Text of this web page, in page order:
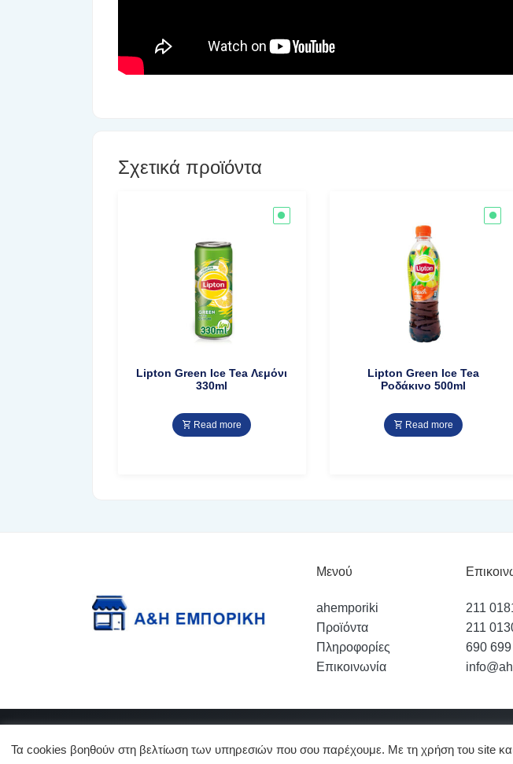
Σχετικά προϊόντα
Lipton Green Ice Tea Λεμόνι
330ml
Read more
Lipton Green Ice Tea
Ροδάκινο 500ml
Read more
Μενού
ahemporiki
Προϊόντα
Πληροφορίες
Επικοινωνία
211
211
690
Τα cookies βοηθούν στη βελτίωση των υπηρεσιών που σου παρέχουμε. Με τη χρήση του site